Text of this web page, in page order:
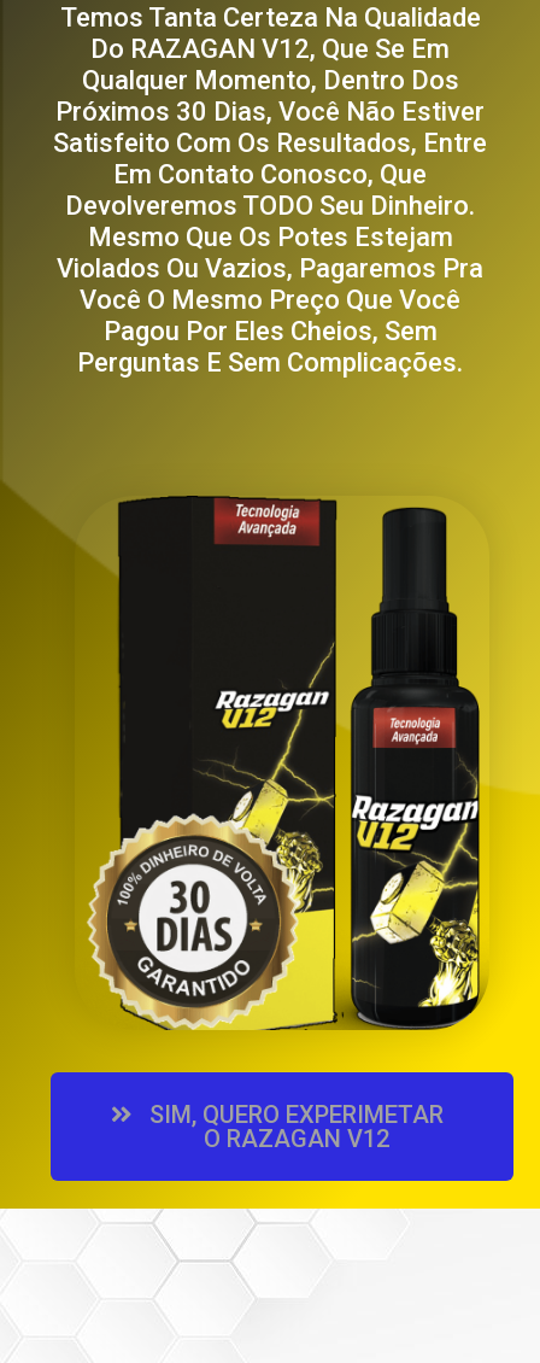
Temos Tanta Certeza Na Qualidade
Do RAZAGAN V12, Que Se Em
Qualquer Momento, Dentro Dos
Próximos 30 Dias, Você Não Estiver
Satisfeito Com Os Resultados, Entre
Em Contato Conosco, Que
Devolveremos TODO Seu Dinheiro.
Mesmo Que Os Potes Estejam
Violados Ou Vazios, Pagaremos Pra
Você O Mesmo Preço Que Você
Pagou Por Eles Cheios, Sem
Perguntas E Sem Complicações.
SIM, QUERO EXPERIMETAR
O RAZAGAN V12